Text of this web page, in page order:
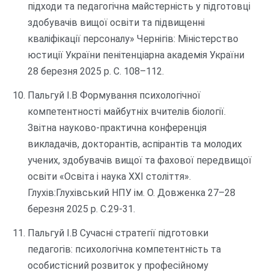
підходи та педагогічна майстерність у підготовці
здобувачів вищої освіти та підвищенні
кваліфікації персоналу» Чернігів: Міністерство
юстиції України пенітенціарна академія України
28 березня 2025 р. С. 108–112.
Пальгуй І.В Формування психологічної
компетентності майбутніх вчителів біології.
Звітна науково-практична конференція
викладачів, докторантів, аспірантів та молодих
учених, здобувачів вищої та фахової передвищої
освіти «Освіта і наука XXI століття».
Глухів:Глухівський НПУ ім. О. Довженка 27–28
березня 2025 р. С.29-31.
Пальгуй І.В Сучасні стратегії підготовки
педагогів: психологічна компетентність та
особистісний розвиток у професійному